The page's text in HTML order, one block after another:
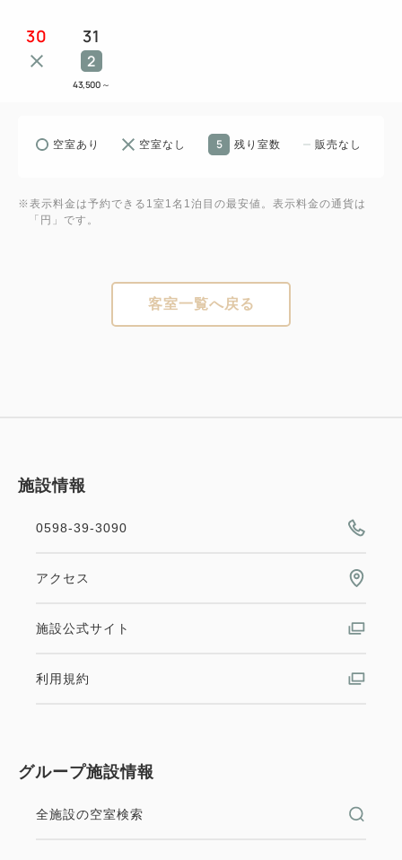
30 31
2
43,500 ～
空室あり 空室なし 5 残り室数 販売なし
※表示料金は予約できる1室1名1泊目の最安値。表示料金の通貨は
「円」です。
客室一覧へ戻る
施設情報
0598-39-3090
アクセス
施設公式サイト
利用規約
グループ施設情報
全施設の空室検索